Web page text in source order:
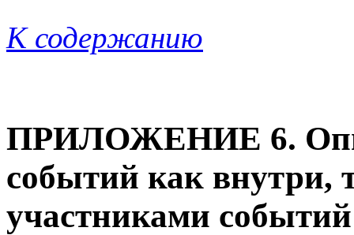
К содержанию
ПРИЛОЖЕНИЕ 6.
событий как внутри,
участниками событий